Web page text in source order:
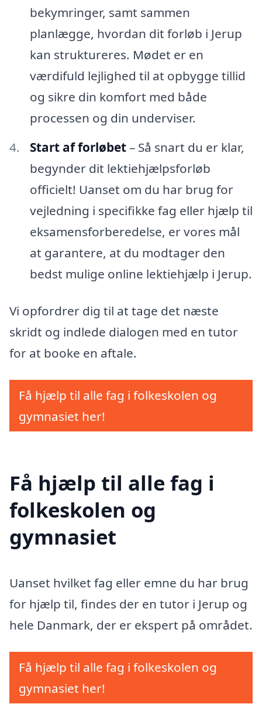
bekymringer, samt sammen
planlægge, hvordan dit forløb i Jerup
kan struktureres. Mødet er en
værdifuld lejlighed til at opbygge tillid
og sikre din komfort med både
processen og din underviser.
Start af forløbet– Så snart du er klar,
begynder dit lektiehjælpsforløb
officielt! Uanset om du har brug for
vejledning i specifikke fag eller hjælp til
eksamensforberedelse, er vores mål
at garantere, at du modtager den
bedst mulige online lektiehjælp i Jerup.
Vi opfordrer dig til at tage det næste
skridt og indlede dialogen med en tutor
for at booke en aftale.
Få hjælp til alle fag i folkeskolen og
gymnasiet her!
Få hjælp til alle fag i
folkeskolen og
gymnasiet
Uanset hvilket fag eller emne du har brug
for hjælp til, findes der en tutor i Jerup og
hele Danmark, der er ekspert på området.
Få hjælp til alle fag i folkeskolen og
gymnasiet her!